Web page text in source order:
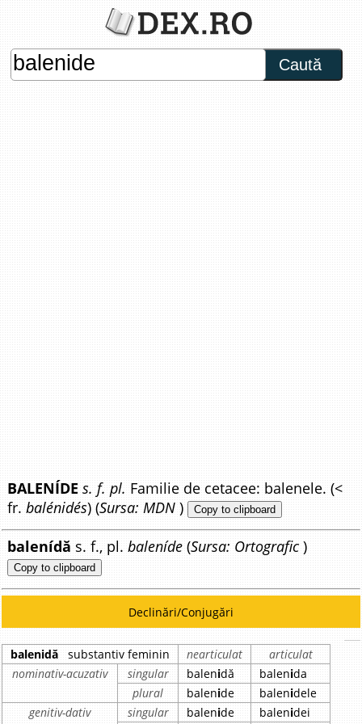
Caută
BALENÍDE s. f. pl. Familie de cetacee: balenele. (<
fr.balénidés) (Sursa: MDN ) Copy to clipboard
balenídăs. f., pl. baleníde (Sursa: Ortografic )
Copy to clipboard
Declinări/Conjugări
balenidă substantiv feminin nearticulat
articulat
nominativ-acuzativ
singular balenidă balenida
plural
balenide balenidele
genitiv-dativ
singular balenide balenidei